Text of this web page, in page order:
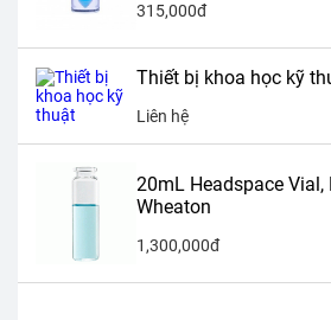
315,000đ
Thiết bị khoa học kỹ
Liên hệ
20mL Headspace Vial,
Wheaton
1,300,000đ